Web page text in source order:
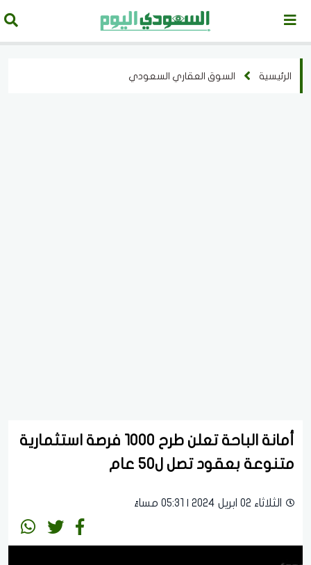
الرئيسية السوق العقاري السعودي
أمانة الباحة تعلن طرح 1000 فرصة استثمارية
متنوعة بعقود تصل ل50 عام
الثلاثاء 02 ابريل 2024 | 05:31 مساءً